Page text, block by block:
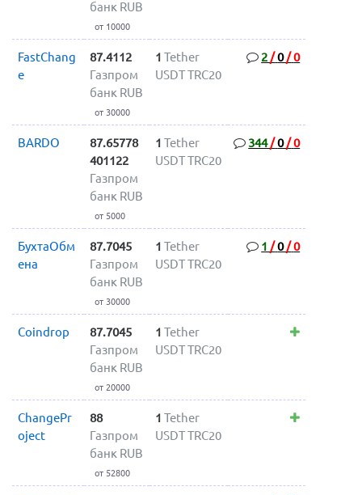
банк RUB
от 10000
FastChang
e
87.4112
Газпром
банк RUB
от 30000
1 Tether
USDT TRC20
2 /0/0
BARDO
87.65778
401122
Газпром
банк RUB
от 5000
1 Tether
USDT TRC20
344/0/0
БухтаОбм
ена
87.7045
Газпром
банк RUB
от 30000
1 Tether
USDT TRC20
1 /0/0
Coindrop
87.7045
Газпром
банк RUB
от 20000
1 Tether
USDT TRC20
ChangePr
oject
88
Газпром
банк RUB
от 52800
1 Tether
USDT TRC20